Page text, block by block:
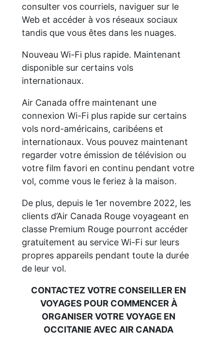
consulter vos courriels, naviguer sur le
Web et accéder à vos réseaux sociaux
tandis que vous êtes dans les nuages.
Nouveau Wi-Fi plus rapide. Maintenant
disponible sur certains vols
internationaux.
Air Canada offre maintenant une
connexion Wi-Fi plus rapide sur certains
vols nord-américains, caribéens et
internationaux. Vous pouvez maintenant
regarder votre émission de télévision ou
votre film favori en continu pendant votre
vol, comme vous le feriez à la maison.
De plus, depuis le 1er novembre 2022, les
clients d’Air Canada Rouge voyageant en
classe Premium Rouge pourront accéder
gratuitement au service Wi-Fi sur leurs
propres appareils pendant toute la durée
de leur vol.
CONTACTEZ VOTRE CONSEILLER EN
VOYAGES POUR COMMENCER À
ORGANISER VOTRE VOYAGE EN
OCCITANIE AVEC AIR CANADA